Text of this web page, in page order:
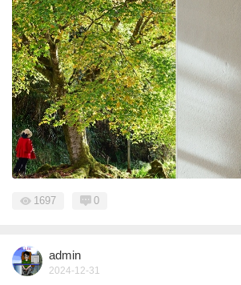
1697 0
admin
2024-12-31